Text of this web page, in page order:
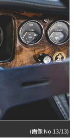
(画像 No.13/13)